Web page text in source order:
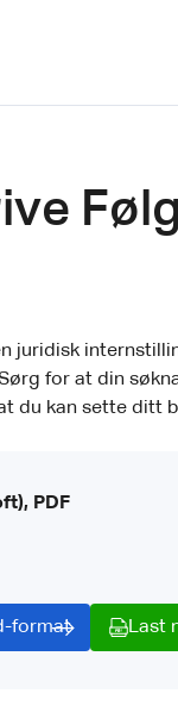
juridisk
for at din
du kan sette ditt
PDF
format Last